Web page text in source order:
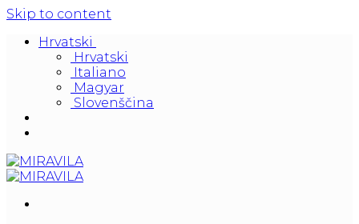
Skip to content
Hrvatski
Hrvatski
Italiano
Magyar
Slovenščina